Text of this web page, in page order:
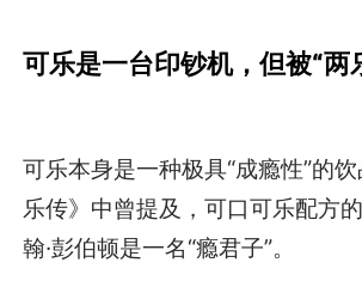
可乐是一台印钞机，但被“两
可乐本身是一种极具“成瘾性”的
乐传》中曾提及，可口可乐配
翰·彭伯顿是一名“瘾君子”。